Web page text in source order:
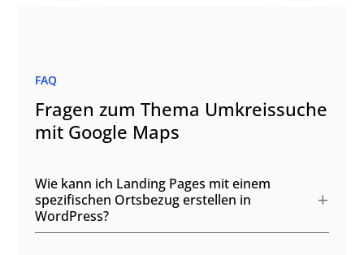
FAQ
Fragen zum Thema Umkreissuche
mit Google Maps
Wie kann ich Landing Pages mit einem
spezifischen Ortsbezug erstellen in
WordPress?